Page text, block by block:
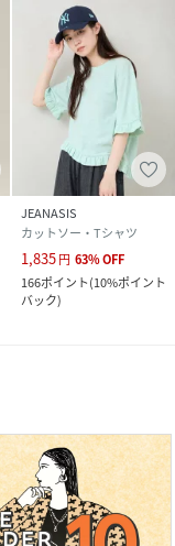
JEANASIS
カットソー・Tシャツ
1,835円 63%OFF
166ポイント(10%ポイント
バック)